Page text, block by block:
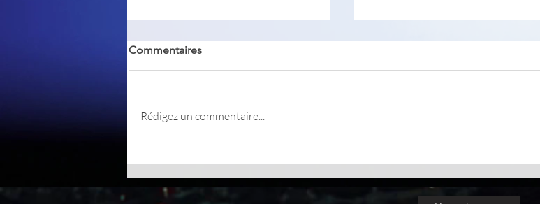
compte utilisateur Windows
extensions Chrome
Commentaires
Rédigez un commentaire...